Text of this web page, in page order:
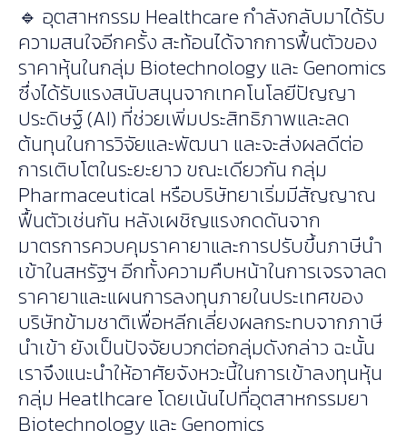
🔹 อุตสาหกรรม Healthcare กำลังกลับมาได้รับ
ความสนใจอีกครั้ง สะท้อนได้จากการฟื้นตัวของ
ราคาหุ้นในกลุ่ม Biotechnology และ Genomics
ซึ่งได้รับแรงสนับสนุนจากเทคโนโลยีปัญญา
ประดิษฐ์ (AI) ที่ช่วยเพิ่มประสิทธิภาพและลด
ต้นทุนในการวิจัยและพัฒนา และจะส่งผลดีต่อ
การเติบโตในระยะยาว ขณะเดียวกัน กลุ่ม
Pharmaceutical หรือบริษัทยาเริ่มมีสัญญาณ
ฟื้นตัวเช่นกัน หลังเผชิญแรงกดดันจาก
มาตรการควบคุมราคายาและการปรับขึ้นภาษีนำ
เข้าในสหรัฐฯ อีกทั้งความคืบหน้าในการเจรจาลด
ราคายาและแผนการลงทุนภายในประเทศของ
บริษัทข้ามชาติเพื่อหลีกเลี่ยงผลกระทบจากภาษี
นำเข้า ยังเป็นปัจจัยบวกต่อกลุ่มดังกล่าว ฉะนั้น
เราจึงแนะนำให้อาศัยจังหวะนี้ในการเข้าลงทุนหุ้น
กลุ่ม Heatlhcare โดยเน้นไปที่อุตสาหกรรมยา
Biotechnology และ Genomics